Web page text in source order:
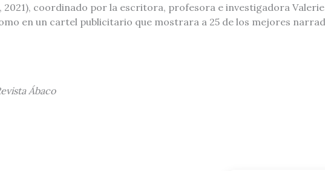
coordinado por la escritora, profesora e investigadora Valerie
en un cartel publicitario que mostrara a 25 de los mejores
Ábaco